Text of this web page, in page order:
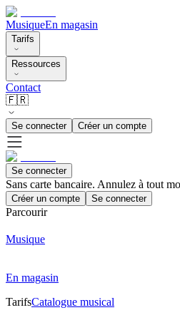
MusiqueEn magasin
Tarifs
Ressources
Contact
🇫🇷
Se connecter Créer un compte
Se connecter
Sans carte bancaire. Annulez à tout
Créer un compte Se connecter
Parcourir
Musique
En magasin
TarifsCatalogue musical